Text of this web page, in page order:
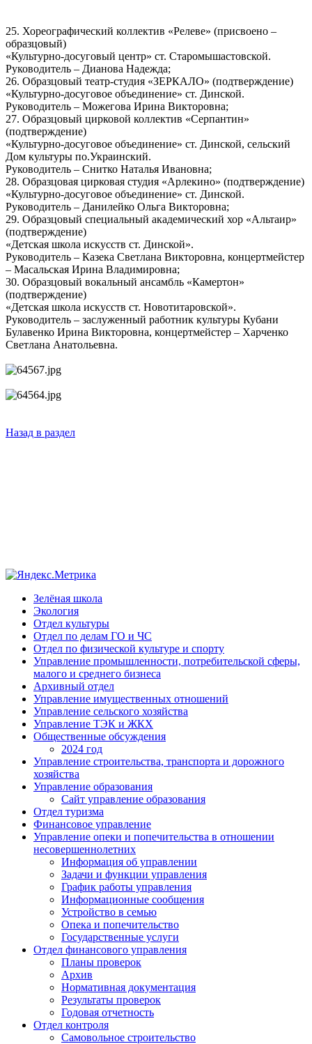
25. Хореографический коллектив «Релеве» (присвоено –
образцовый)
«Культурно-досуговый центр» ст. Старомышастовской.
Руководитель – Дианова Надежда;
26. Образцовый театр-студия «ЗЕРКАЛО» (подтверждение)
«Культурно-досуговое объединение» ст. Динской.
Руководитель – Можегова Ирина Викторовна;
27. Образцовый цирковой коллектив «Серпантин»
(подтверждение)
«Культурно-досуговое объединение» ст. Динской, сельский
Дом культуры по.Украинский.
Руководитель – Снитко Наталья Ивановна;
28. Образцовая цирковая студия «Арлекино» (подтверждение)
«Культурно-досуговое объединение» ст. Динской.
Руководитель – Данилейко Ольга Викторовна;
29. Образцовый специальный академический хор «Альтаир»
(подтверждение)
«Детская школа искусств ст. Динской».
Руководитель – Казека Светлана Викторовна, концертмейстер
– Масальская Ирина Владимировна;
30. Образцовый вокальный ансамбль «Камертон»
(подтверждение)
«Детская школа искусств ст. Новотитаровской».
Руководитель – заслуженный работник культуры Кубани
Булавенко Ирина Викторовна, концертмейстер – Харченко
Светлана Анатольевна.
Назад в раздел
Зелёная школа
Экология
Отдел культуры
Отдел по делам ГО и ЧС
Отдел по физической культуре и спорту
Управление промышленности, потребительской сферы,
малого и среднего бизнеса
Архивный отдел
Управление имущественных отношений
Управление сельского хозяйства
Управление ТЭК и ЖКХ
Общественные обсуждения
2024 год
Управление строительства, транспорта и дорожного
хозяйства
Управление образования
Сайт управление образования
Отдел туризма
Финансовое управление
Управление опеки и попечительства в отношении
несовершеннолетних
Информация об управлении
Задачи и функции управления
График работы управления
Информационные сообщения
Устройство в семью
Опека и попечительство
Государственные услуги
Отдел финансового управления
Планы проверок
Архив
Нормативная документация
Результаты проверок
Годовая отчетность
Отдел контроля
Самовольное строительство